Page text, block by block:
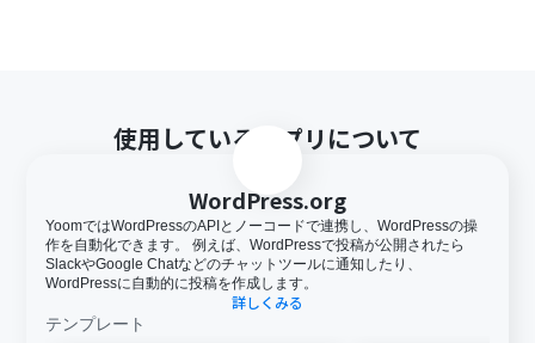
使用しているアプリについて
WordPress.org
YoomではWordPressのAPIとノーコードで連携し、WordPressの操
作を自動化できます。 例えば、WordPressで投稿が公開されたら
SlackやGoogle Chatなどのチャットツールに通知したり、
WordPressに自動的に投稿を作成します。
詳しくみる
テンプレート